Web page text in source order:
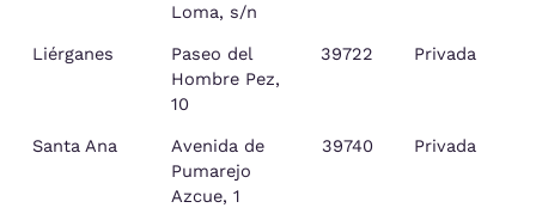
Loma, s/n
Liérganes
Paseo del
Hombre Pez,
10
39722 Privada
Santa Ana
Avenida de
Pumarejo
Azcue, 1
39740 Privada